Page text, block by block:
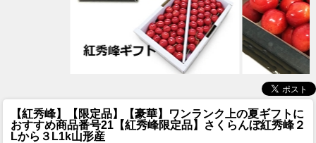
【紅秀峰】【限定品】【豪華】ワンランク上の夏ギフトに
おすすめ商品番号21【紅秀峰限定品】さくらんぼ紅秀峰２
Lから３L1k山形産